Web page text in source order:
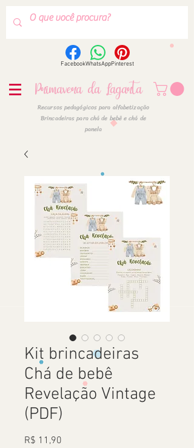
FacebookWhatsAppPinterest
Primavera da Lagarta
Recursos pedagógicos para alfabetização
Brincadeiras para chá de bebê e chá de
panela
Kit brincadeiras
Chá de bebê
Revelação Vintage
(PDF)
R$ 11,90